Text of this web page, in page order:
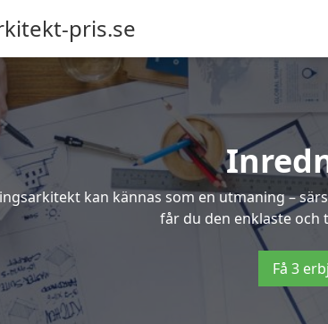
pris.se
kan kännas som en utmaning –
får du den enklaste och
Få 3